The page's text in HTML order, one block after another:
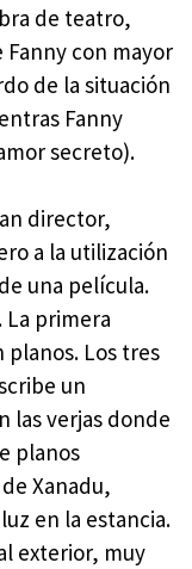
de teatro,
con mayor
de la situación
Fanny
secreto).
director,
a la utilización
una película.
. La primera
planos. Los tres
un
las verjas donde
planos
Xanadu,
en la estancia.
exterior, muy